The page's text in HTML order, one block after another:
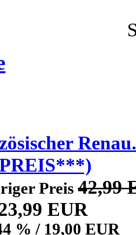
Preis 42,99
EUR
% / 19,00 EUR